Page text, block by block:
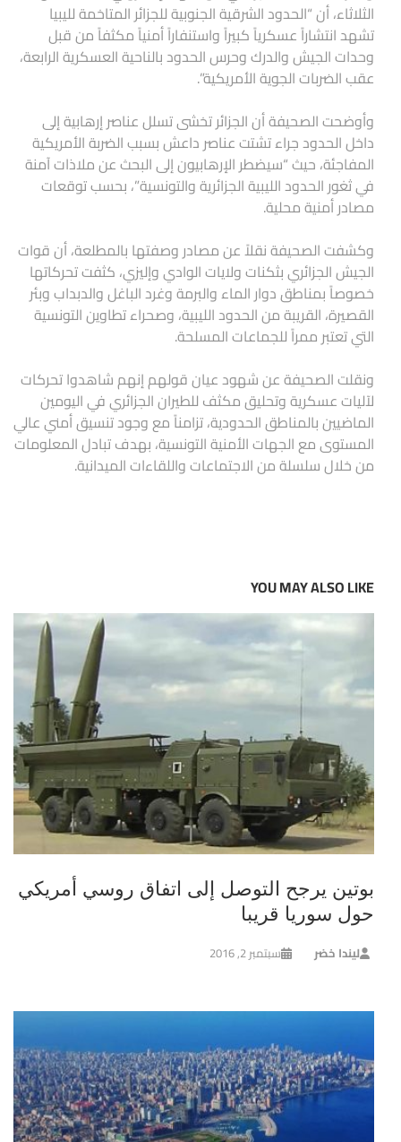
الثلاثاء، أن “الحدود الشرقية الجنوبية للجزائر المتاخمة لليبيا
تشهد انتشاراً عسكرياً كبيراً واستنفاراً أمنياً مكثفاً من قبل
وحدات الجيش والدرك وحرس الحدود بالناحية العسكرية الرابعة،
عقب الضربات الجوية الأمريكية”.
وأوضحت الصحيفة أن الجزائر تخشى تسلل عناصر إرهابية إلى
داخل الحدود جراء تشتت عناصر داعش بسبب الضربة الأمريكية
المفاجئة، حيث “سيضطر الإرهابيون إلى البحث عن ملاذات آمنة
في ثغور الحدود الليبية الجزائرية والتونسية”، بحسب توقعات
مصادر أمنية محلية.
وكشفت الصحيفة نقلاً عن مصادر وصفتها بالمطلعة، أن قوات
الجيش الجزائري بثكنات ولايات الوادي وإليزي، كثفت تحركاتها
خصوصاً بمناطق دوار الماء والبرمة وغرد الباغل والدبداب وبئر
القصيرة، القريبة من الحدود الليبية، وصحراء تطاوين التونسية
التي تعتبر ممراً للجماعات المسلحة.
ونقلت الصحيفة عن شهود عيان قولهم إنهم شاهدوا تحركات
لآليات عسكرية وتحليق مكثف للطيران الجزائري في اليومين
الماضيين بالمناطق الحدودية، تزامناً مع وجود تنسيق أمني عالي
المستوى مع الجهات الأمنية التونسية، بهدف تبادل المعلومات
من خلال سلسلة من الاجتماعات واللقاءات الميدانية.
YOU MAY ALSO LIKE
بوتين يرجح التوصل إلى اتفاق روسي أمريكي
حول سوريا قريبا
ليندا خضر سبتمبر 2, 2016